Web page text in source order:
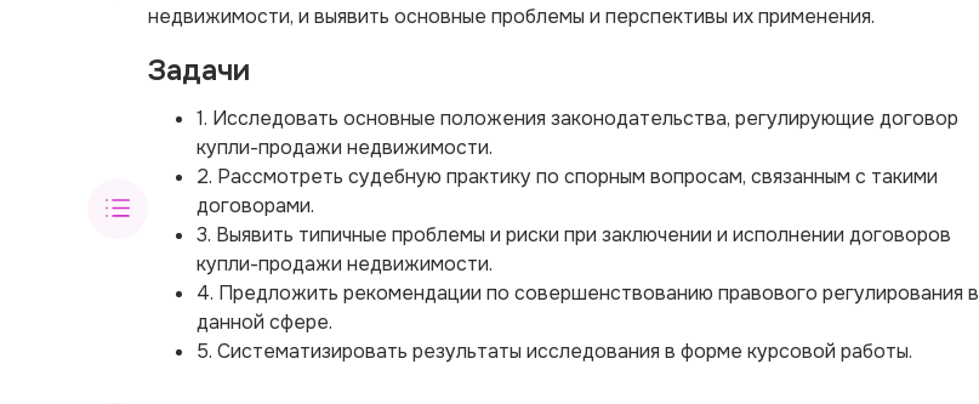
недвижимости, и выявить основные проблемы и перспективы их применения.
Задачи
1. Исследовать основные положения законодательства, регулирующие договор
купли-продажи недвижимости.
2. Рассмотреть судебную практику по спорным вопросам, связанным с такими
договорами.
3. Выявить типичные проблемы и риски при заключении и исполнении договоров
купли-продажи недвижимости.
4. Предложить рекомендации по совершенствованию правового регулирования в
данной сфере.
5. Систематизировать результаты исследования в форме курсовой работы.